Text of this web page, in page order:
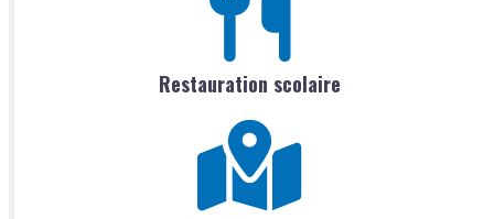
Restauration scolaire